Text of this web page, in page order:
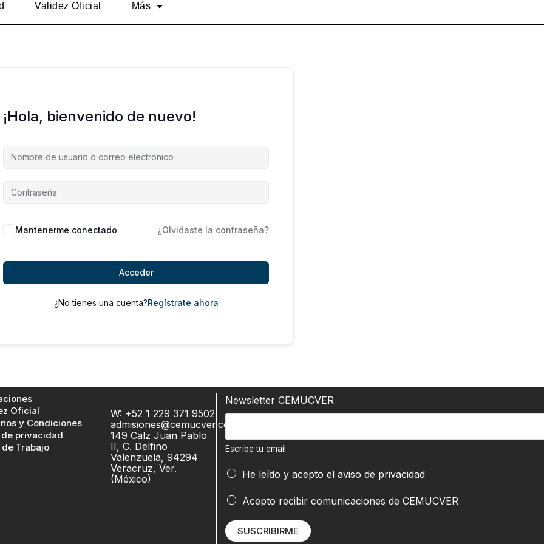
Validez Oficial Más
¡Hola, bienvenido de nuevo!
Alternative:
Mantenerme conectado ¿Olvidaste la contraseña?
Acceder
¿No tienes una cuenta?Regístrate ahora
Oficial
y Condiciones
de privacidad
de Trabajo
W: +52 1 229 371 9502
admisiones@cemucver.com
149 Calz Juan Pablo
II, C. Delfino
Valenzuela, 94294
Veracruz, Ver.
(México)
Newsletter CEMUCVER
E
c
i
e
m
c
i
b
e
t
u
Escribe tu email
He leído y acepto elaviso de privacidad
Acepto recibir comunicaciones de CEMUCVER
SUSCRIBIRME